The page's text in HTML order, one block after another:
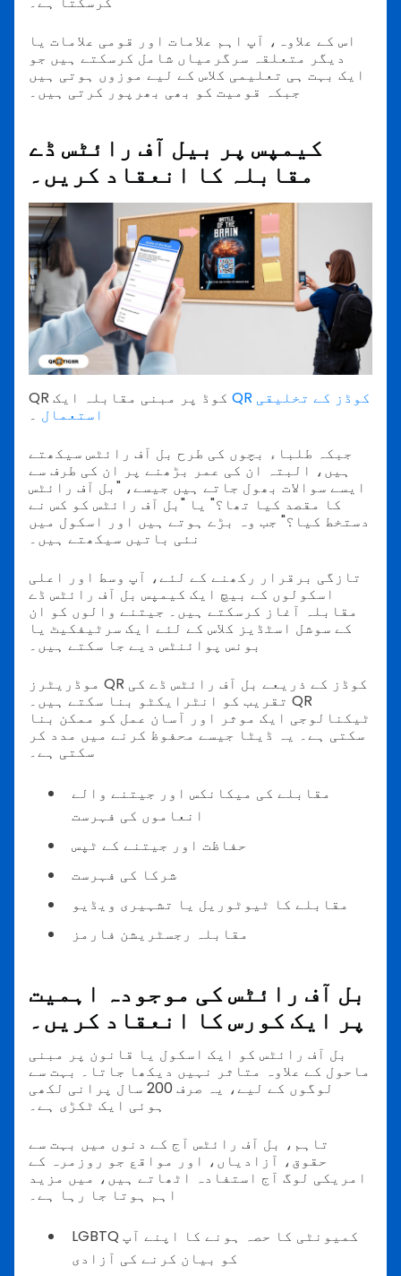
اس کے علاوہ، آپ اہم علامات اور قومی علامات یا
دیگر متعلقہ سرگرمیاں شامل کرسکتے ہیں جو
ایک بہت ہی تعلیمی کلاس کے لیے موزوں ہوتی ہیں
جبکہ قومیت کو بھی بھرپور کرتی ہیں۔
کیمپس پر بیل آف رائٹس ڈے
مقابلہ کا انعقاد کریں۔
QR کوڈز کے تخلیقی
استعمال ۔
جبکہ طلباء بچوں کی طرح بل آف رائٹس سیکھتے
ہیں، البتہ ان کی عمر بڑھنے پر ان کی طرف سے
ایسے سوالات بھول جاتے ہیں جیسے، "بل آف رائٹس
کا مقصد کیا تھا؟" یا "بل آف رائٹس کو کس نے
دستخط کیا؟" جب وہ بڑے ہوتے ہیں اور اسکول میں
نئی باتیں سیکھتے ہیں۔
تازگی برقرار رکھنے کے لئے، آپ وسط اور اعلی
اسکولوں کے بیچ ایک کیمپس بل آف رائٹس ڈے
مقابلہ آغاز کرسکتے ہیں۔ جیتنے والوں کو ان
کے سوشل اسٹڈیز کلاس کے لئے ایک سرٹیفکیٹ یا
بونس پوائنٹس دیے جا سکتے ہیں۔
موڈریٹرز QR کوڈز کے ذریعے بل آف رائٹس ڈے کی
تقریب کو انٹرایکٹو بنا سکتے ہیں۔ QR
ٹیکنالوجی ایک موثر اور آسان عمل کو ممکن بنا
سکتی ہے۔ یہ ڈیٹا جیسے محفوظ کرنے میں مدد کر
سکتی ہے۔
مقابلے کی میکانکس اور جیتنے والے
انعاموں کی فہرست
حفاظت اور جیتنے کے ٹپس
شرکا کی فہرست
مقابلے کا ٹیوٹوریل یا تشہیری ویڈیو
مقابلہ رجسٹریشن فارمز
بل آف رائٹس کی موجودہ اہمیت
پر ایک کورس کا انعقاد کریں۔
بل آف رائٹس کو ایک اسکول یا قانون پر مبنی
ماحول کے علاوہ متاثر نہیں دیکھا جاتا۔ بہت سے
لوگوں کے لیے، یہ صرف 200 سال پرانی لکھی
ہوئی ایک ٹکڑی ہے۔
تاہم، بل آف رائٹس آج کے دنوں میں بہت سے
حقوق، آزادیاں، اور مواقع جو روزمرہ کے
امریکی لوگ آج استفادہ اٹھاتے ہیں، میں مزید
اہم ہوتا جا رہا ہے۔
LGBTQ کمیونٹی کا حصہ ہونے کا اپنے آپ
کو بیان کرنے کی آزادی